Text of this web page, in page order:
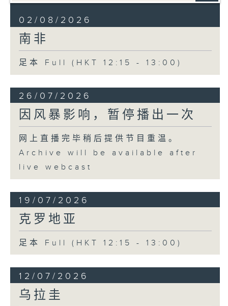
02/08/2026
南非
足本 Full (HKT 12:15 - 13:00)
26/07/2026
因风暴影响，暂停播出一次
网上直播完毕稍后提供节目重温。
Archive will be available after
live webcast
19/07/2026
克罗地亚
足本 Full (HKT 12:15 - 13:00)
12/07/2026
乌拉圭